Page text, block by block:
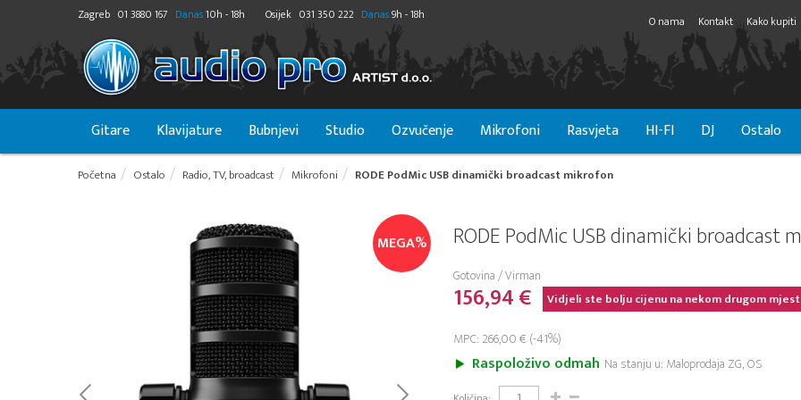
Zagreb 01 3880 167 Danas10h - 18h Osijek 031 350 222 Danas9h - 18h O nama Kontakt Kako kupiti
Gitare Klavijature Bubnjevi Studio Ozvučenje Mikrofoni Rasvjeta HI-FI DJ Ostalo
Početna Ostalo Radio, TV, broadcast Mikrofoni RODE PodMic USB dinamički broadcast mikrofon
MEGA% RODE PodMic USB dinamički broadcast
Gotovina / Virman
156,94 € Vidjeli ste bolju cijenu na nekom drugom
MPC: 266,00 € (-41%)
Raspoloživo odmah Na stanju u: Maloprodaja ZG, OS